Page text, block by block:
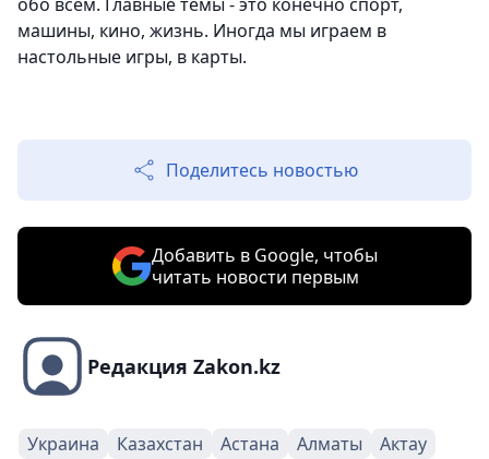
машины, кино, жизнь. Иногда мы играем в
настольные игры, в карты.
Поделитесь новостью
Добавить в Google, чтобы
читать новости первым
Редакция Zakon.kz
Украина Казахстан Астана Алматы
Актау